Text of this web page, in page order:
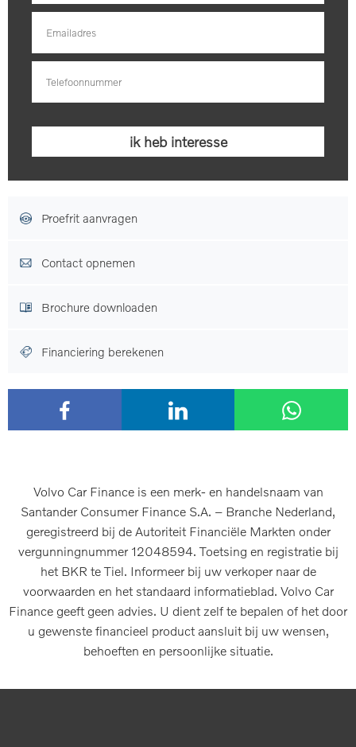
Proefrit aanvragen
Contact opnemen
Brochure downloaden
Financiering berekenen
Volvo Car Finance is een merk- en handelsnaam van
Santander Consumer Finance S.A. – Branche Nederland,
geregistreerd bij de Autoriteit Financiële Markten onder
vergunningnummer 12048594. Toetsing en registratie bij
het BKR te Tiel. Informeer bij uw verkoper naar de
voorwaarden en het standaard informatieblad. Volvo Car
Finance geeft geen advies. U dient zelf te bepalen of het door
u gewenste financieel product aansluit bij uw wensen,
behoeften en persoonlijke situatie.